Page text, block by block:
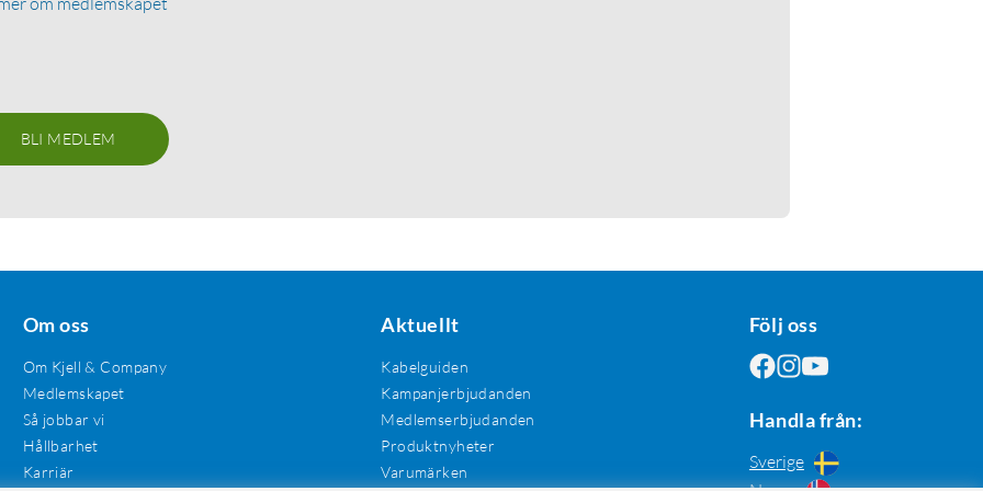
BLI MEDLEM
Om oss
Om Kjell & Company
Medlemskapet
Så jobbar vi
Hållbarhet
Karriär
Aktuellt
Kabelguiden
Kampanjerbjudanden
Medlemserbjudanden
Produktnyheter
Varumärken
Följ oss
Handla från:
Sverige